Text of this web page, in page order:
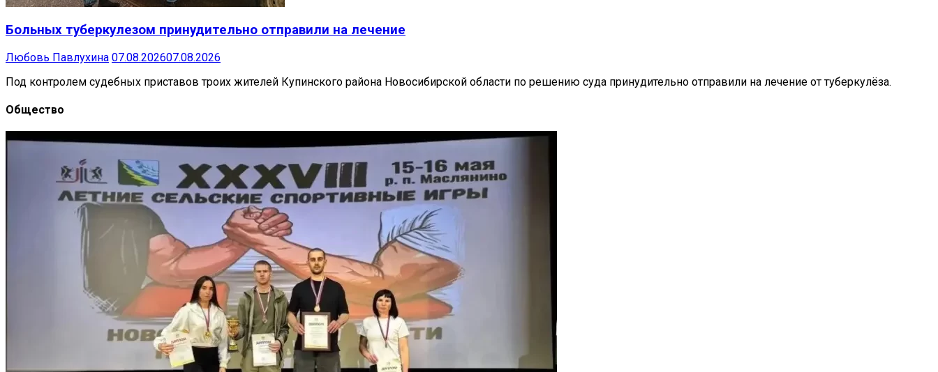
Больных туберкулезом принудительно отправили на лечение
Любовь Павлухина 07.08.202607.08.2026
Под контролем судебных приставов троих жителей Купинского района Новосибирской области по решению суда принудительно отправили на лечение от туберкулёза.
Общество